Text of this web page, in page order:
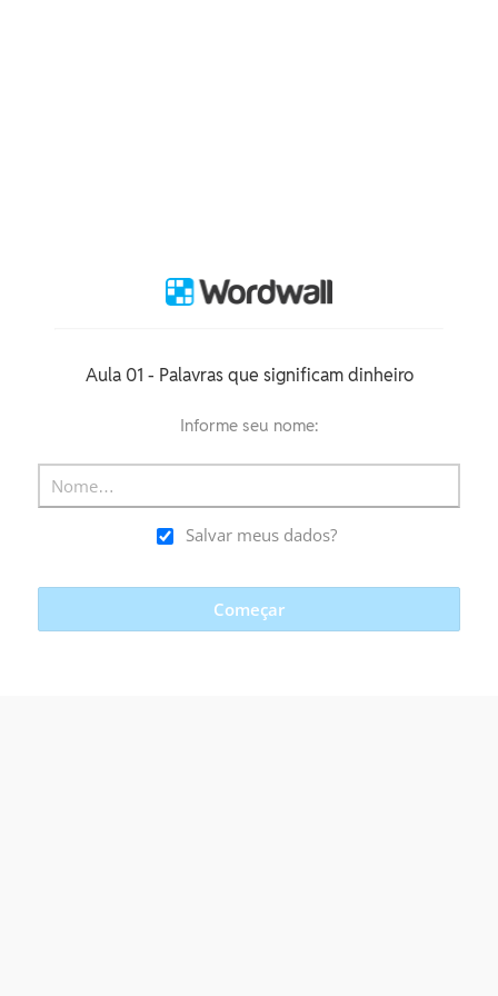
Aula 01 - Palavras que significam dinheiro
Informe seu nome:
Salvar meus dados?
Começar